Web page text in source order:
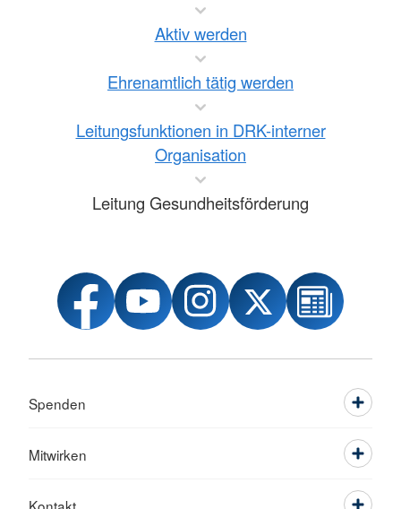
Aktiv werden
Ehrenamtlich tätig werden
Leitungsfunktionen in DRK-interner
Organisation
Leitung Gesundheitsförderung
Spenden
Mitwirken